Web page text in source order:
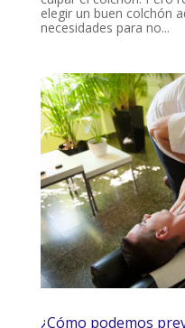
elegir un buen colchón
necesidades para no...
¿Cómo podemos